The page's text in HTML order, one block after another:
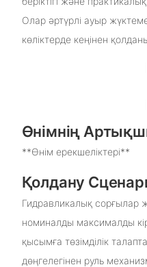
Олар әртүрлі ауыр
көліктерде кеңінен
Өнімнің
**Өнім ерекшеліктері**
Қолдану
Гидравликалық
номиналды максималды
қысымға төзімділік
дөңгелегінен руль